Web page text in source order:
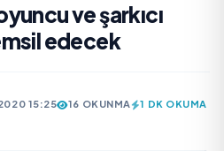
ve şarkıcı
edecek
15:25 16 OKUNMA 1 DK OKUMA